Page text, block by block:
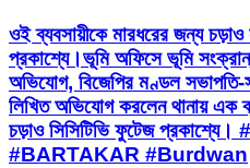
ওই ব্যবসায়ীকে মারধরের জন্য চড়াও
প্রকাশ্যে।ভূমি অফিসে ভূমি
অভিযোগ, বিজেপির মণ্ডল
লিখিত অভিযোগ করলেন থানায় এক
চড়াও সিসিটিভি ফুটেজ
#BARTAKAR #Burdwan